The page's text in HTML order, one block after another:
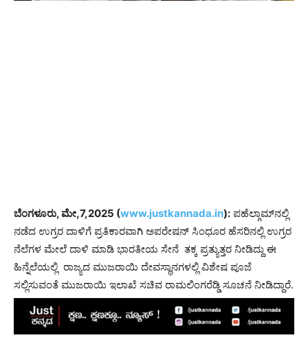
ಬೆಂಗಳೂರು, ಮೇ,7,2025 (www.justkannada.in): ಪಹೆಲ್ಗಾಮ್​ನಲ್ಲಿ
ನಡೆದ ಉಗ್ರರ ದಾಳಿಗೆ ಪ್ರತಿಕಾರವಾಗಿ ಅಪರೇಷನ್ ಸಿಂಧೂರ ಹೆಸರಿನಲ್ಲಿ ಉಗ್ರರ
ನೆಲೆಗಳ ಮೇಲೆ ದಾಳಿ ಮಾಡಿ ಭಾರತೀಯ ಸೇನೆ ತಕ್ಕ ಪ್ರತ್ಯುತ್ತರ ನೀಡಿದ್ದು ಈ
ಹಿನ್ನೆಲೆಯಲ್ಲಿ ರಾಜ್ಯದ ಮುಜರಾಯಿ ದೇವಸ್ಥಾನಗಳಲ್ಲಿ ವಿಶೇಷ ಪೂಜೆ
ಸಲ್ಲಿಸುವಂತೆ ಮುಜರಾಯಿ ಇಲಾಖೆ ಸಚಿವ ರಾಮಲಿಂಗರೆಡ್ಡಿ ಸೂಚನೆ ನೀಡಿದ್ದಾರೆ.